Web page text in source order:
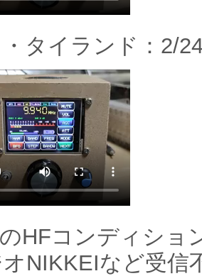
・タイランド：2/
HFコンディショ
NIKKEIなど受信